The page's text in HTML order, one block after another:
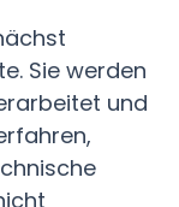
Sie werden
und